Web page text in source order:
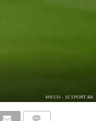
MESSI - SCSPORT.BA